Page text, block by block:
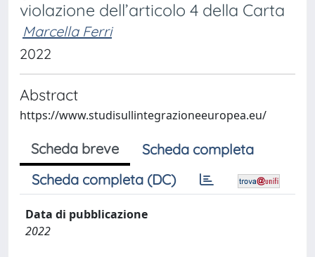
violazione dell’articolo 4 della Carta
Marcella Ferri
2022
Abstract
https://www.studisullintegrazioneeuropea.eu/
Scheda breve
Scheda completa
Scheda completa (DC)
Data di pubblicazione
2022